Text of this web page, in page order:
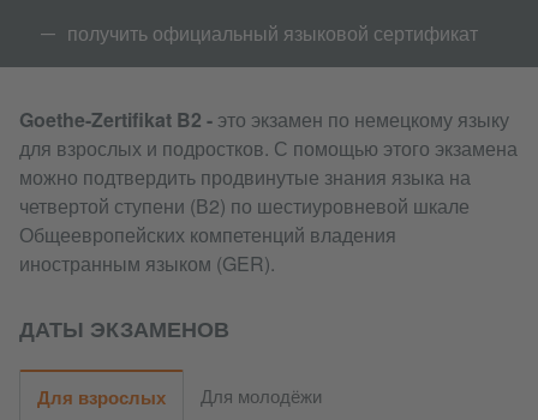
получить официальный языковой сертификат
Goethe-Zertifikat B2 - это экзамен по немецкому языку
для взрослых и подростков. С помощью этого экзамена
можно подтвердить продвинутые знания языка на
четвертой ступени (В2) по шестиуровневой шкале
Общеевропейских компетенций владения
иностранным языком (GER).
ДАТЫ ЭКЗАМЕНОВ
Для взрослых Для молодёжи